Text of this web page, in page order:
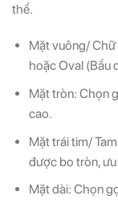
thể.
Mặt vuông/
hoặc Oval (Bầu
Mặt tròn: Chọn
cao.
Mặt trái tim/
được bo tròn,
Mặt dài: Chọn